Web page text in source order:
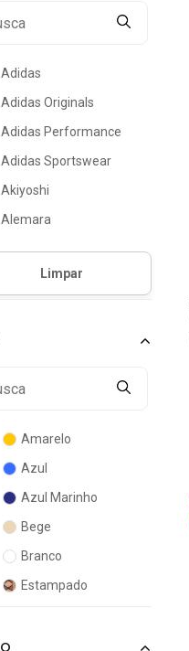
Adidas
Adidas Originals
Adidas Performance
Adidas Sportswear
Akiyoshi
Alemara
Alfa
Aliarthe
Animê
Amarelo
Azul
Azul Marinho
Bege
Branco
Estampado